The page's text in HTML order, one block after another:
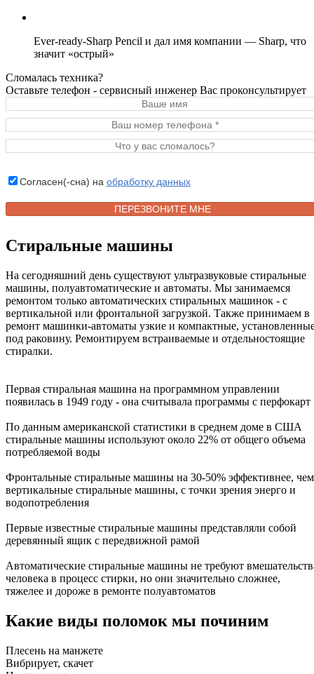
Ever-ready-Sharp Penсil и дал имя компании — Sharp, что
значит «острый»
Сломалась техника?
Оставьте телефон - сервисный инженер Вас проконсультирует
Согласен(-сна) на обработку данных
Стиральные машины
На сегодняшний день существуют ультразвуковые стиральные
машины, полуавтоматические и автоматы. Мы занимаемся
ремонтом только автоматических стиральных машинок - с
вертикальной или фронтальной загрузкой. Также принимаем в
ремонт машинки-автоматы узкие и компактные,
под раковину. Ремонтируем встраиваемые и отдельностоящие
стиралки.
Первая стиральная машина на программном управлении
появилась в 1949 году - она считывала программы с перфокарт
По данным американской статистики в среднем доме в США
стиральные машины используют около 22% от общего объема
потребляемой воды
Фронтальные стиральные машины на 30-50% эффективнее, чем
вертикальные стиральные машины, с точки зрения энерго и
водопотребления
Первые известные стиральные машины представляли собой
деревянный ящик с передвижной рамой
Автоматические стиральные машины не требуют
человека в процесс стирки, но они значительно сложнее,
тяжелее и дороже в ремонте полуавтоматов
Какие виды поломок мы починим
Плесень на манжете
Вибрирует, скачет